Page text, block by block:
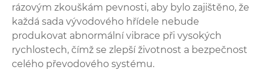
rázovým zkouškám pevnosti, aby bylo zajištěno, že
každá sada vývodového hřídele nebude
produkovat abnormální vibrace při vysokých
rychlostech, čímž se zlepší životnost a bezpečnost
celého převodového systému.